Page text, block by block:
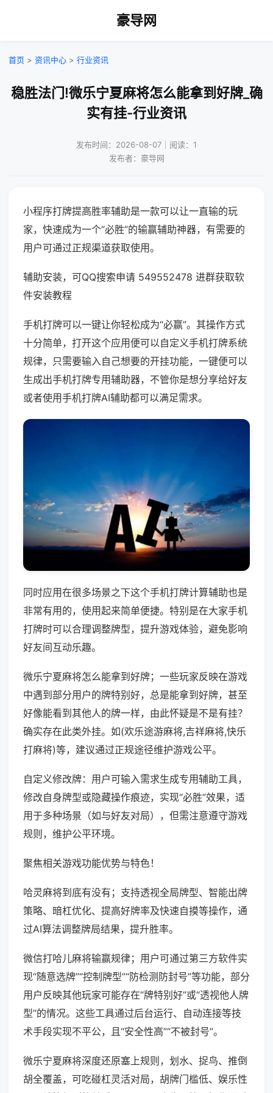
豪导网
首页 > 资讯中心 > 行业资讯
稳胜法门!微乐宁夏麻将怎么能拿到好牌_确
实有挂-行业资讯
发布时间：2026-08-07｜阅读：1
发布者：豪导网
小程序打牌提高胜率辅助是一款可以让一直输的玩
家，快速成为一个“必胜”的输赢辅助神器，有需要的
用户可通过正规渠道获取使用。
辅助安装，可QQ搜索申请 549552478 进群获取软
件安装教程
手机打牌可以一键让你轻松成为“必赢”。其操作方式
十分简单，打开这个应用便可以自定义手机打牌系统
规律，只需要输入自己想要的开挂功能，一键便可以
生成出手机打牌专用辅助器，不管你是想分享给好友
或者使用手机打牌AI辅助都可以满足需求。
同时应用在很多场景之下这个手机打牌计算辅助也是
非常有用的，使用起来简单便捷。特别是在大家手机
打牌时可以合理调整牌型，提升游戏体验，避免影响
好友间互动乐趣。
微乐宁夏麻将怎么能拿到好牌；一些玩家反映在游戏
中遇到部分用户的牌特别好，总是能拿到好牌，甚至
好像能看到其他人的牌一样，由此怀疑是不是有挂？
确实存在此类外挂。如(欢乐途游麻将,吉祥麻将,快乐
打麻将)等，建议通过正规途径维护游戏公平。
自定义修改牌：用户可输入需求生成专用辅助工具，
修改自身牌型或隐藏操作痕迹，实现“必胜”效果，适
用于多种场景（如与好友对局），但需注意遵守游戏
规则，维护公平环境。
聚焦相关游戏功能优势与特色！
哈灵麻将到底有没有；支持透视全局牌型、智能出牌
策略、暗杠优化、提高好牌率及快速自摸等操作，通
过AI算法调整牌局结果，提升胜率。
微信打哈儿麻将输赢规律；用户可通过第三方软件实
现“随意选牌”“控制牌型”“防检测防封号”等功能，部分
用户反映其他玩家可能存在“牌特别好”或“透视他人牌
型”的情况。这些工具通过后台运行、自动连接等技
术手段实现不平公，且“安全性高”“不被封号”。
微乐宁夏麻将深度还原塞上规则，划水、捉鸟、推倒
胡全覆盖，可吃碰杠灵活对局，胡牌门槛低、娱乐性